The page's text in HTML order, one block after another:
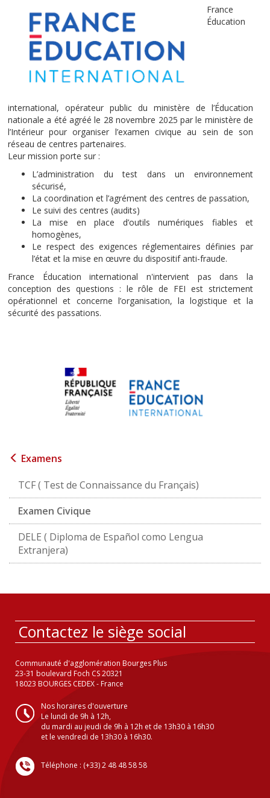
France
Éducation
international, opérateur public du ministère de l’Éducation
nationale a été agréé le 28 novembre 2025 par le ministère de
l’Intérieur pour organiser l’examen civique au sein de son
réseau de centres partenaires.
Leur mission porte sur :
L’administration du test dans un environnement
sécurisé,
La coordination et l’agrément des centres de passation,
Le suivi des centres (audits)
La mise en place d’outils numériques fiables et
homogènes,
Le respect des exigences réglementaires définies par
l’état et la mise en œuvre du dispositif anti-fraude.
France Éducation international n'intervient pas dans la
conception des questions : le rôle de FEI est strictement
opérationnel et concerne l’organisation, la logistique et la
sécurité des passations.
Examens
TCF ( Test de Connaissance du Français)
Examen Civique
DELE ( Diploma de Español como Lengua
Extranjera)
Contactez le siège social
Communauté d'agglomération Bourges Plus
23-31 boulevard Foch CS 20321
18023 BOURGES CEDEX - France
Nos horaires d'ouverture
Le lundi de 9h à 12h,
du mardi au jeudi de 9h à 12h et de 13h30 à 16h30
et le vendredi de 13h30 à 16h30.
Téléphone : (+33) 2 48 48 58 58